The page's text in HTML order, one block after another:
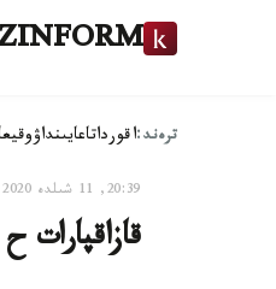
ترەند:اقورداتاعايىنداۋوقيعا
20:39, 11 شىلدە 2020
قازاقپارات